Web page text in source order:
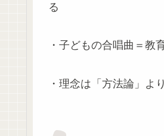
る
・子どもの合唱曲＝教
・理念は「方法論」よ